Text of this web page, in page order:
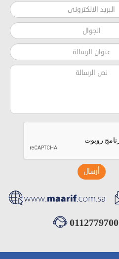
أرسال
0112779700